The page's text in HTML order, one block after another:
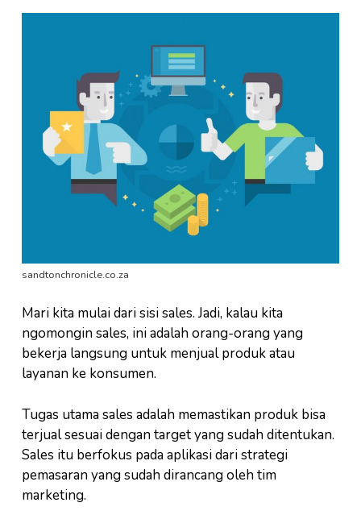
sandtonchronicle.co.za
Mari kita mulai dari sisi sales. Jadi, kalau kita
ngomongin sales, ini adalah orang-orang yang
bekerja langsung untuk menjual produk atau
layanan ke konsumen.
Tugas utama sales adalah memastikan produk bisa
terjual sesuai dengan target yang sudah ditentukan.
Sales itu berfokus pada aplikasi dari strategi
pemasaran yang sudah dirancang oleh tim
marketing.